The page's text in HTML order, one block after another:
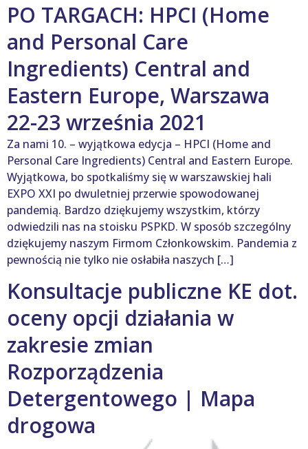
PO TARGACH: HPCI (Home
and Personal Care
Ingredients) Central and
Eastern Europe, Warszawa
22-23 września 2021
Za nami 10. – wyjątkowa edycja – HPCI (Home and
Personal Care Ingredients) Central and Eastern Europe.
Wyjątkowa, bo spotkaliśmy się w warszawskiej hali
EXPO XXI po dwuletniej przerwie spowodowanej
pandemią. Bardzo dziękujemy wszystkim, którzy
odwiedzili nas na stoisku PSPKD. W sposób szczególny
dziękujemy naszym Firmom Członkowskim. Pandemia z
pewnością nie tylko nie osłabiła naszych […]
Konsultacje publiczne KE dot.
oceny opcji działania w
zakresie zmian
Rozporządzenia
Detergentowego | Mapa
drogowa